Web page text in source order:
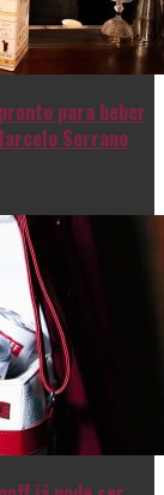
para beber
Serrano